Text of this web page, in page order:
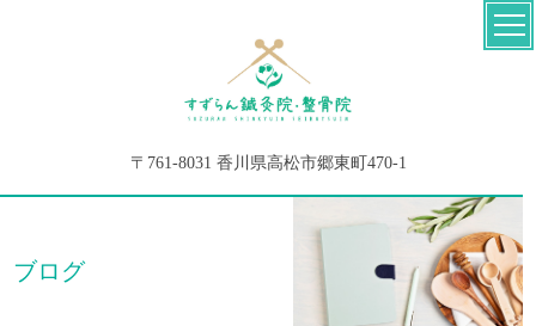
〒761-8031 香川県高松市郷東町470-1
ブログ